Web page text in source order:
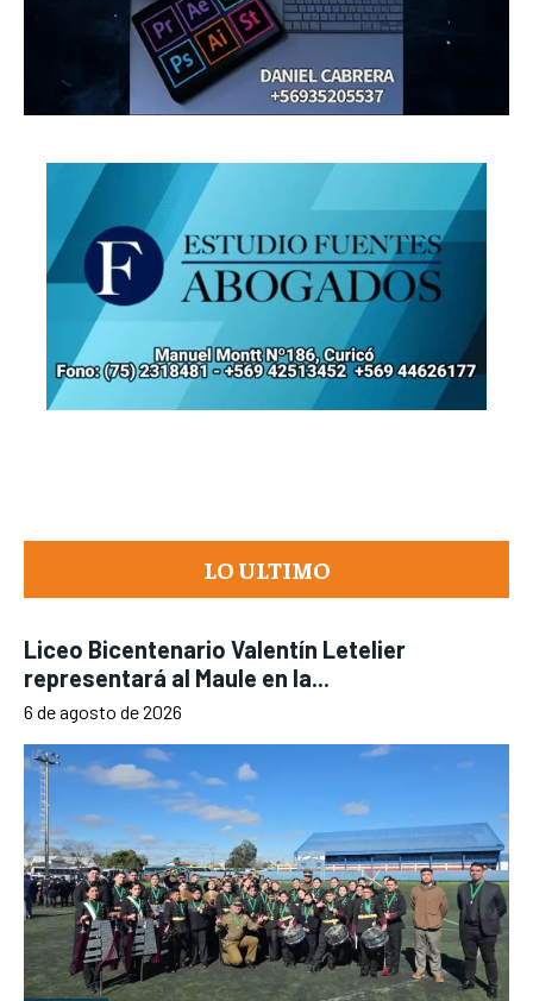
LO ULTIMO
Liceo Bicentenario Valentín Letelier
representará al Maule en la...
6 de agosto de 2026